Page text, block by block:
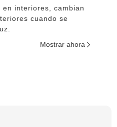
en interiores, cambian
cuando se
Mostrar ahora